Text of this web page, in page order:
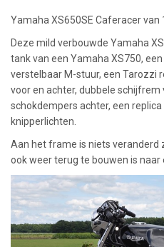
Yamaha XS650SE Caferacer
Deze mild verbouwde Yamaha
tank van een Yamaha XS750,
verstelbaar M-stuur, een Tarozzi
voor en achter, dubbele schijfrem
schokdempers achter, een
knipperlichten.
Aan het frame is niets veranderd
ook weer terug te bouwen is naar